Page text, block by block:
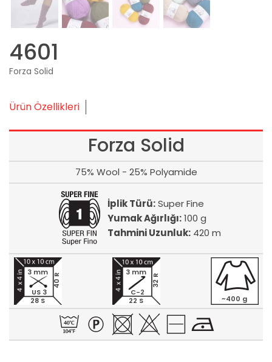
4601
Forza Solid
Ürün Özellikleri
Forza Solid
75% Wool - 25% Polyamide
İplik Türü:Super Fine
Yumak Ağırlığı:100 g
Tahmini Uzunluk:420 m
28 S
40 R
3 mm
US 3
22 S
32 R
3 mm
C-2
~400 g